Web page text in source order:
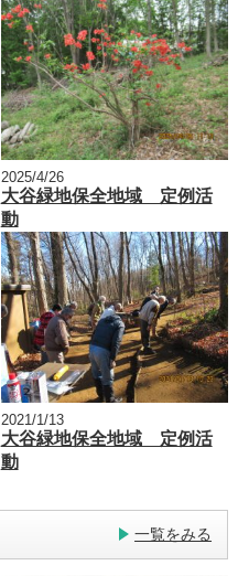
2025/4/26
大谷緑地保全地域 定例活
動
2021/1/13
大谷緑地保全地域 定例活
動
一覧をみる